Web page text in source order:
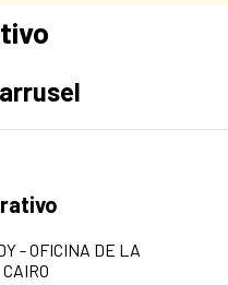
- OFICINA DE LA